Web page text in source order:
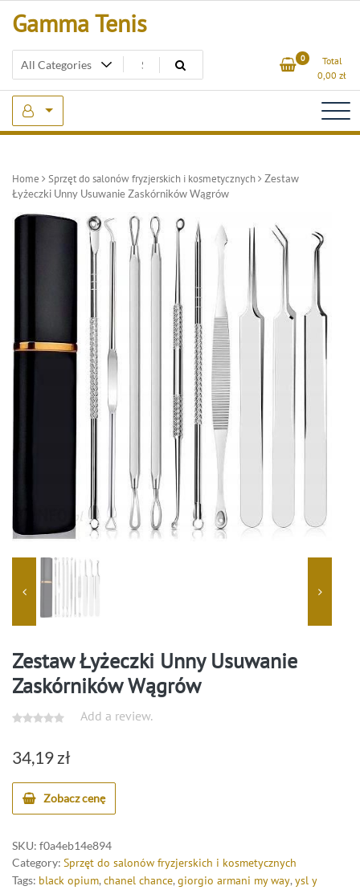
Gamma Tenis
0
Total
0,00 zł
Home Sprzęt do salonów fryzjerskich i kosmetycznych
Zestaw
Łyżeczki Unny Usuwanie Zaskórników Wągrów
Zestaw Łyżeczki Unny Usuwanie
Zaskórników Wągrów
Add a review.
34,19 zł
Zobacz cenę
SKU: f0a4eb14e894
Category: Sprzęt do salonów fryzjerskich i kosmetycznych
Tags: black opium, chanel chance, giorgio armani my way, ysl y